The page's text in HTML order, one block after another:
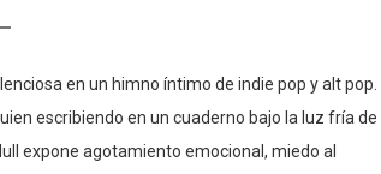
en un himno íntimo de indie pop y alt pop.
escribiendo en un cuaderno bajo la luz fría de
expone agotamiento emocional, miedo al